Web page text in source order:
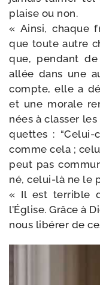
plaise ou non.
« Ainsi, chaque
que toute autre
que, pen­dant de
allée dans une
compte, elle a
et une morale
nées à clas­ser
quettes :
comme cela ;
peut pas
né, celui-​là ne le
« Il est ter­rible
l’Église. Grâce à
nous libé­rer de